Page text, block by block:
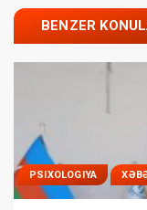
BENZER
PSIXOLOGIYA